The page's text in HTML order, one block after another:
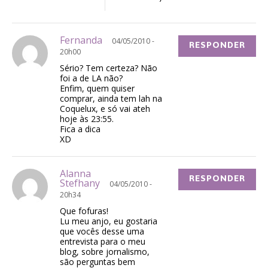
Fernanda
04/05/2010 -
20h00
Sério? Tem certeza? Não
foi a de LA não?
Enfim, quem quiser
comprar, ainda tem lah na
Coquelux, e só vai ateh
hoje às 23:55.
Fica a dica
XD
RESPONDER
Alanna
Stefhany
04/05/2010 -
20h34
Que fofuras!
Lu meu anjo, eu gostaria
que vocês desse uma
entrevista para o meu
blog, sobre jornalismo,
são perguntas bem
RESPONDER